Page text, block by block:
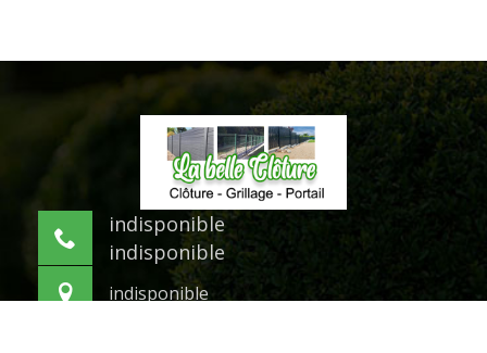
indisponible
indisponible
indisponible